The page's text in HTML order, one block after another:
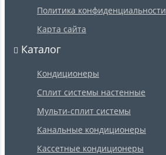
Политика конфиденциальности
Карта сайта
Каталог
Кондиционеры
Сплит системы настенные
Мульти-сплит системы
Канальные кондиционеры
Кассетные кондиционеры